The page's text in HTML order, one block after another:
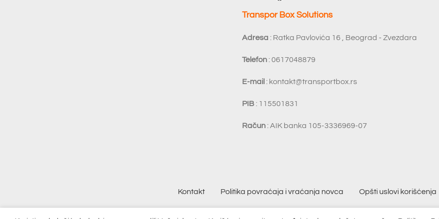
Transpor Box Solutions
Adresa : Ratka Pavlovića 16 , Beograd - Zvezdara
Telefon : 0617048879
E-mail : kontakt@transportbox.rs
PIB : 115501831
Račun : AIK banka 105-3336969-07
Kontakt Politika povraćaja i vraćanja novca Opšti uslovi korišćenja